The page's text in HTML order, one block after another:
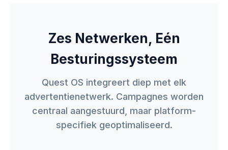
Zes Netwerken, Eén
Besturingssysteem
Quest OS integreert diep met elk
advertentienetwerk. Campagnes worden
centraal aangestuurd, maar platform-
specifiek geoptimaliseerd.